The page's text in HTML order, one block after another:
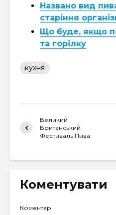
Названо вид
старіння
Що буде, якщо
та горілку
кухня
Великий
Британський
Фестиваль Пива
Коментувати
Коментар